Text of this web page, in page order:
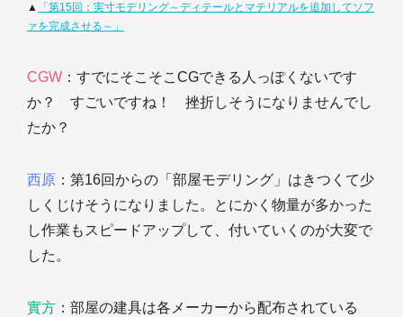
▲
「第15回：実寸モデリング～ディテールとマテリアルを追加してソフ
ァを完成させる～」
CGW ：すでにそこそこCGできる人っぽくないです
か？ すごいですね！ 挫折しそうになりませんでし
たか？
西原 ：第16回からの「部屋モデリング」はきつくて少
しくじけそうになりました。とにかく物量が多かった
し作業もスピードアップして、付いていくのが大変で
した。
實方 ：部屋の建具は各メーカーから配布されている